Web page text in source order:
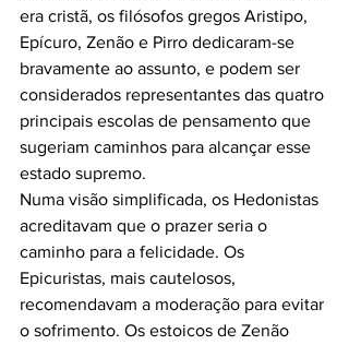
era cristã, os filósofos gregos Aristipo,
Epícuro, Zenão e Pirro dedicaram-se
bravamente ao assunto, e podem ser
considerados representantes das quatro
principais escolas de pensamento que
sugeriam caminhos para alcançar esse
estado supremo.
Numa visão simplificada, os Hedonistas
acreditavam que o prazer seria o
caminho para a felicidade. Os
Epicuristas, mais cautelosos,
recomendavam a moderação para evitar
o sofrimento. Os estoicos de Zenão